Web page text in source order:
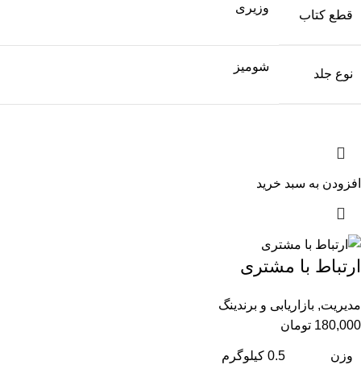
قطع کتاب
وزیری
نوع جلد
شومیز
افزودن به سبد خرید
ارتباط با مشتری
مدیریت, بازاریابی و برندینگ
180,000 تومان
وزن 0.5 کیلوگرم